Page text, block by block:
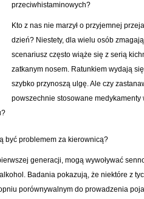
przeciwhistaminowych?
Kto z nas nie marzył o przyjemnej
dzień? Niestety, dla wielu osób
scenariusz często wiąże się z serią
zatkanym nosem. Ratunkiem wydają
szybko przynoszą ulgę. Ale czy
powszechnie stosowane medykamenty
być problemem za kierownicą?
generacji, mogą wywoływać
Badania pokazują, że niektóre z
porównywalnym do prowadzenia